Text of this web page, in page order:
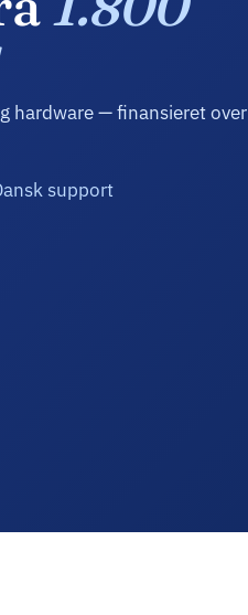
hardware — finansieret over
support